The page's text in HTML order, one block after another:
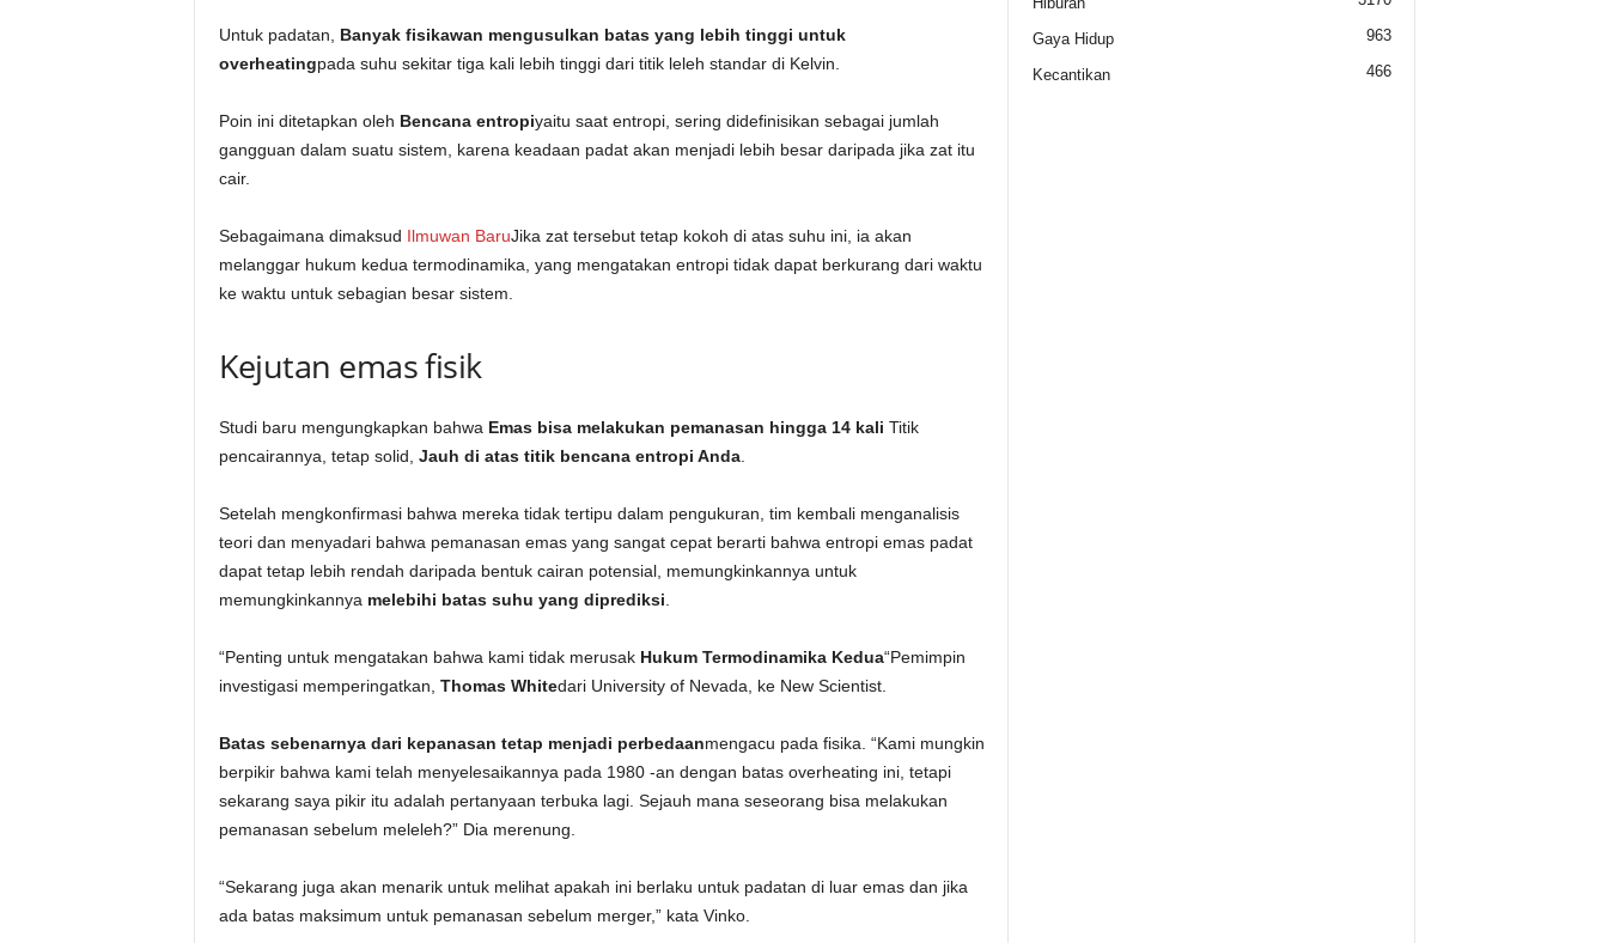
Untuk padatan, Banyak fisikawan mengusulkan batas yang lebih tinggi untuk
overheatingpada suhu sekitar tiga kali lebih tinggi dari titik leleh standar di Kelvin.
Poin ini ditetapkan oleh Bencana entropiyaitu saat entropi, sering didefinisikan sebagai jumlah
gangguan dalam suatu sistem, karena keadaan padat akan menjadi lebih besar daripada jika zat itu
cair.
Sebagaimana dimaksud Ilmuwan BaruJika zat tersebut tetap kokoh di atas suhu ini, ia akan
melanggar hukum kedua termodinamika, yang mengatakan entropi tidak dapat berkurang dari waktu
ke waktu untuk sebagian besar sistem.
Kejutan emas fisik
Studi baru mengungkapkan bahwa Emas bisa melakukan pemanasan hingga 14 kali Titik
pencairannya, tetap solid, Jauh di atas titik bencana entropi Anda.
Setelah mengkonfirmasi bahwa mereka tidak tertipu dalam pengukuran, tim kembali menganalisis
teori dan menyadari bahwa pemanasan emas yang sangat cepat berarti bahwa entropi emas padat
dapat tetap lebih rendah daripada bentuk cairan potensial, memungkinkannya untuk
memungkinkannya melebihi batas suhu yang diprediksi
“Penting untuk mengatakan bahwa kami tidak merusak Hukum Termodinamika Kedua“Pemimpin
investigasi memperingatkan, Thomas Whitedari University of Nevada, ke New Scientist.
Batas sebenarnya dari kepanasan tetap menjadi perbedaanmengacu pada fisika. “Kami mungkin
berpikir bahwa kami telah menyelesaikannya pada 1980 -an dengan batas overheating ini, tetapi
sekarang saya pikir itu adalah pertanyaan terbuka lagi. Sejauh mana seseorang bisa melakukan
pemanasan sebelum meleleh?” Dia merenung.
“Sekarang juga akan menarik untuk melihat apakah ini berlaku untuk padatan di luar emas dan jika
ada batas maksimum untuk pemanasan sebelum merger,” kata Vinko.
Gaya Hidup 963
Kecantikan 466